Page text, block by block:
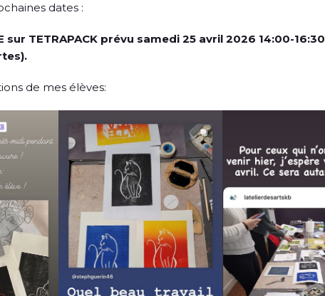
dates :
sur TETRAPACK prévu samedi 25 avril 2026 14:00-16:30
de mes élèves: